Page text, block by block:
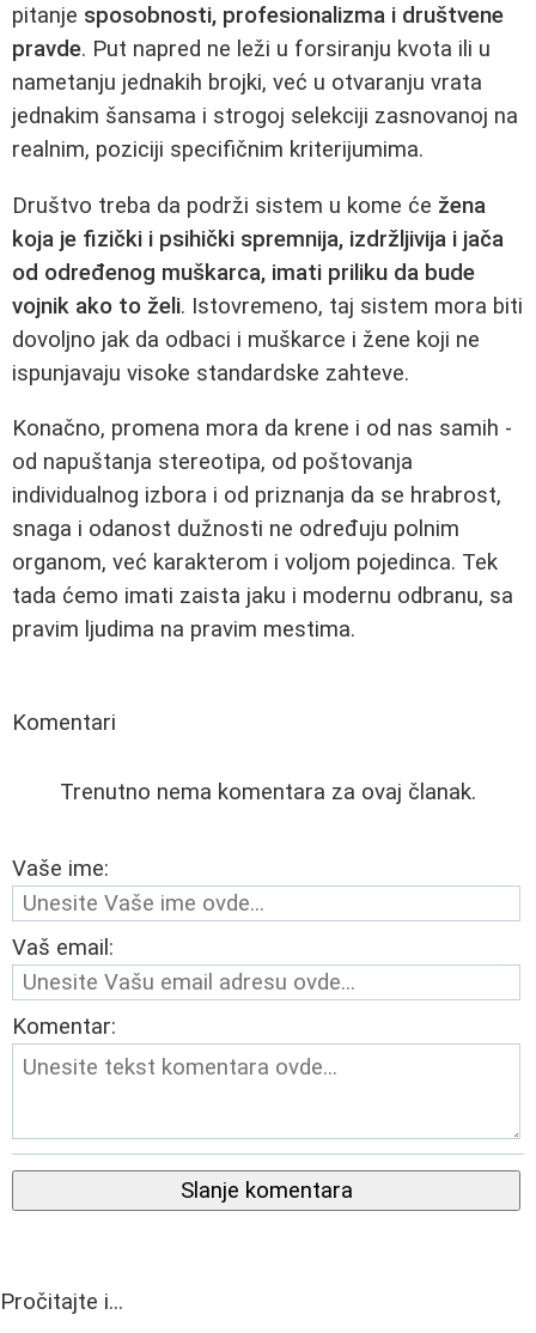
pitanje sposobnosti, profesionalizma i društvene
pravde. Put napred ne leži u forsiranju kvota ili u
nametanju jednakih brojki, već u otvaranju vrata
jednakim šansama i strogoj selekciji zasnovanoj na
realnim, poziciji specifičnim kriterijumima.
Društvo treba da podrži sistem u kome će žena
koja je fizički i psihički spremnija, izdržljivija i jača
od određenog muškarca, imati priliku da bude
vojnik ako to želi. Istovremeno, taj sistem mora biti
dovoljno jak da odbaci i muškarce i žene koji ne
ispunjavaju visoke standardske zahteve.
Konačno, promena mora da krene i od nas samih -
od napuštanja stereotipa, od poštovanja
individualnog izbora i od priznanja da se hrabrost,
snaga i odanost dužnosti ne određuju polnim
organom, već karakterom i voljom pojedinca. Tek
tada ćemo imati zaista jaku i modernu odbranu, sa
pravim ljudima na pravim mestima.
Komentari
Trenutno nema komentara za ovaj članak.
Vaše ime:
Vaš email:
Komentar:
Slanje komentara
Pročitajte i...